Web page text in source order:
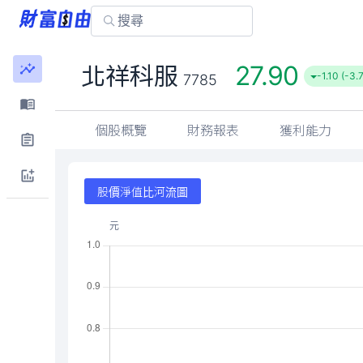
北祥科服 7785 27.90 -1.10 (-
個股概覽 財務報表 獲利能力
股價淨值比河流圖